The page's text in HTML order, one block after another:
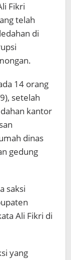
Fikri
telah
di
14 orang
setelah
kantor
dinas
gedung
saksi
Ali Fikri di
yang